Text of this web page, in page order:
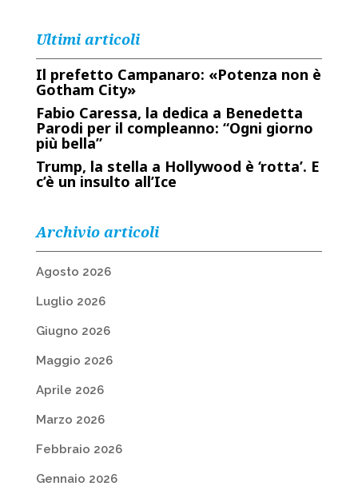
Ultimi articoli
Il prefetto Campanaro: «Potenza non è
Gotham City»
Fabio Caressa, la dedica a Benedetta
Parodi per il compleanno: “Ogni giorno
più bella”
Trump, la stella a Hollywood è ‘rotta’. E
c’è un insulto all’Ice
Archivio articoli
Agosto 2026
Luglio 2026
Giugno 2026
Maggio 2026
Aprile 2026
Marzo 2026
Febbraio 2026
Gennaio 2026